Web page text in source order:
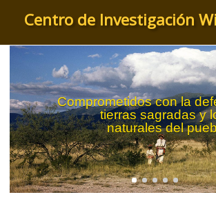
principal
Centro de Investigación
Comprometidos con la
tierras sagradas y
naturales del